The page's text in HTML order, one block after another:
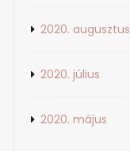
2020. augusztus
2020. július
2020. május